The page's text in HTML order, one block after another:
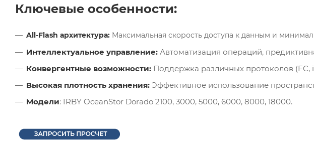
Ключевые особенности:
All-Flash архитектура: Максимальная скорость доступа к данным и
Интеллектуальное управление: Автоматизация операций,
Конвергентные возможности: Поддержка различных протоколов (FC,
Высокая плотность хранения: Эффективное использование
Модели: IRBY OceanStor Dorado 2100, 3000, 5000, 6000, 8000, 18000.